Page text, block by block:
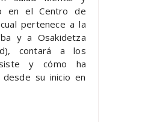
en el Centro de
pertenece a la
y a Osakidetza
contará a los
y cómo ha
su inicio en